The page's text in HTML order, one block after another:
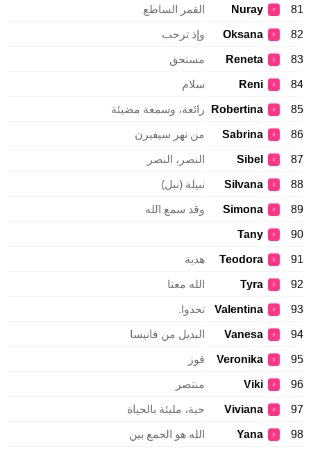
81
♀
Nuray القمر الساطع
82
♀
Oksana وإذ ترحب
83
♀
Reneta مستحق
84
♀
Reni سلام
85
♀
Robertina رائعة، وسمعة مضيئة
86
♀
Sabrina من نهر سيفيرن
87
♀
Sibel النصر، النصر
88
♀
Silvana نبيلة (نبل)
89
♀
Simona وقد سمع الله
90
♀
Tany
91
♀
Teodora هدية
92
♀
Tyra الله معنا
93
♀
Valentina تحدوا.
94
♀
Vanesa البديل من فانيسا
95
♀
Veronika فوز
96
♀
Viki منتصر
97
♀
Viviana حية، مليئة بالحياة
98
♀
Yana الله هو الجمع بين